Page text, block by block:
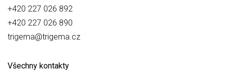
+420 227 026 892
+420 227 026 890
trigema@trigema.cz
Všechny kontakty